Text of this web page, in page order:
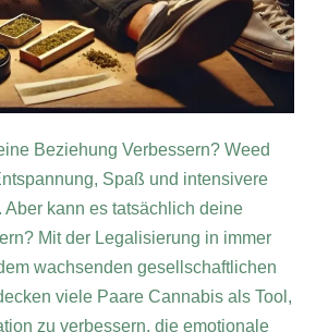
Beziehung Verbessern? Weed
Spaß und intensivere
Aber kann es tatsächlich deine
Mit der Legalisierung in immer
wachsenden gesellschaftlichen
viele Paare Cannabis als Tool,
zu verbessern, die emotionale